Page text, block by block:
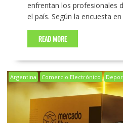
enfrentan los profesionales
el país. Según la encuesta
READ MORE
Argentina Comercio Electrónico